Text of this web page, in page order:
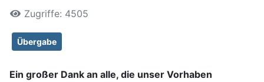
Zugriffe: 4505
Übergabe
Ein großer Dank an alle, die unser Vorhaben